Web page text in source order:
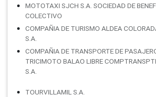
MOTOTAXI SJCH S.A. SOCIEDAD DE
COLECTIVO
COMPAÑIA DE TURISMO ALDEA
S.A.
COMPAÑIA DE TRANSPORTE DE
TRICIMOTO BALAO LIBRE
S.A.
TOURVILLAMIL S.A.